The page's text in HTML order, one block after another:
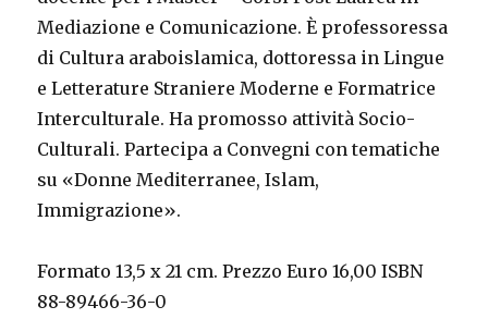
Mediazione e Comunicazione. È professoressa
di Cultura araboislamica, dottoressa in Lingue
e Letterature Straniere Moderne e Formatrice
Interculturale. Ha promosso attività Socio-
Culturali. Partecipa a Convegni con tematiche
su «Donne Mediterranee, Islam,
Immigrazione».
Formato 13,5 x 21 cm. Prezzo Euro 16,00 ISBN
88-89466-36-0